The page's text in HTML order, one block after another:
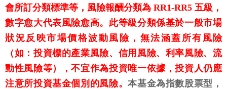
會所訂分類標準等，風險報酬分類為 RR1-RR5 五級，
數字愈大代表風險愈高。此等級分類係基於一般市場
狀況反映市場價格波動風險，無法涵蓋所有風險
（如：投資標的產業風險、信用風險、利率風險、流
動性風險等），不宜作為投資唯一依據，投資人仍應
注意所投資基金個別的風險。本基金為指數股票型，